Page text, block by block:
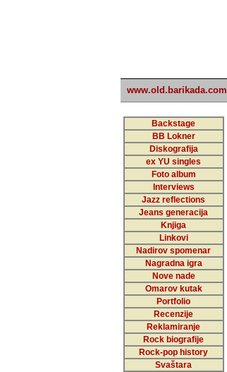
www.old.barikada.com
Backstage
BB Lokner
Diskografija
ex YU singles
Foto album
Interviews
Jazz reflections
Jeans generacija
Knjiga
Linkovi
Nadirov spomenar
Nagradna igra
Nove nade
Omarov kutak
Portfolio
Recenzije
Reklamiranje
Rock biografije
Rock-pop history
Svaštara